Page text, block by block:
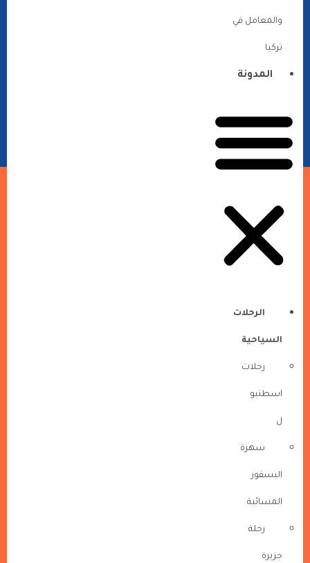
والمعامل في
تركيا
المدونة
الرحلات
السياحية
رحلات
اسطنبو
ل
سهرة
البسفور
المسائية
رحلة
جزيرة